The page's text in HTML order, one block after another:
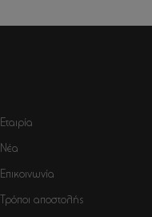
Εταιρία
Νέα
Επικοινωνία
Τρόποι αποστολής